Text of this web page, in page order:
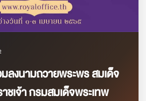
ลงนามถวายพระพร สมเด็จ
ชเจ้า กรมสมเด็จพระเทพ